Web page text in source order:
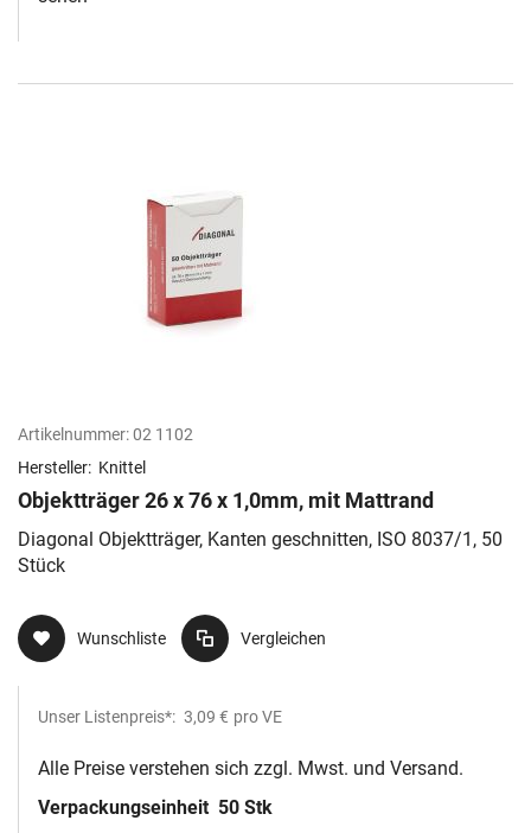
Artikelnummer:02 1102
Hersteller: Knittel
Objektträger 26 x 76 x 1,0mm, mit Mattrand
Diagonal Objektträger, Kanten geschnitten, ISO 8037/1, 50
Stück
Wunschliste Vergleichen
Unser Listenpreis*: 3,09 € pro VE
Alle Preise verstehen sich zzgl. Mwst. und Versand.
Verpackungseinheit 50 Stk